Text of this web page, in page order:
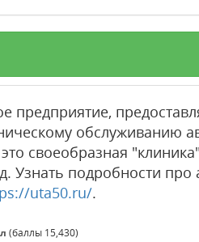
предприятие,
обслуживанию
своеобразная
Узнать подробности про
uta50.ru/.
(баллы 15,430)